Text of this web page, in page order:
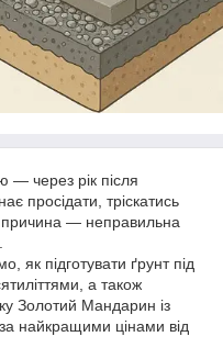
— через рік після
просідати, тріскатись
— неправильна
як підготувати ґрунт під
а також
Золотий Мандарин із
найкращими цінами від